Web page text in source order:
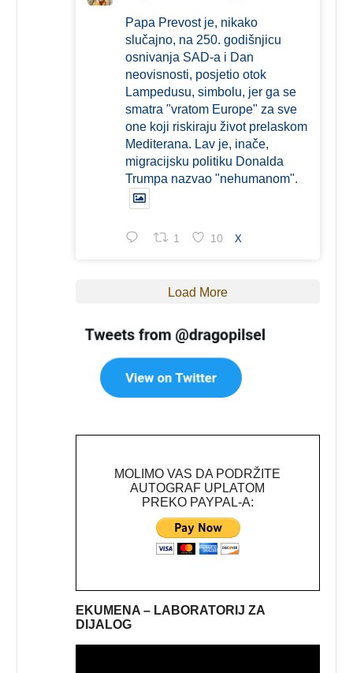
Papa Prevost je, nikako
slučajno, na 250. godišnjicu
osnivanja SAD-a i Dan
neovisnosti, posjetio otok
Lampedusu, simbolu, jer ga se
smatra "vratom Europe" za sve
one koji riskiraju život prelaskom
Mediterana. Lav je, inače,
migracijsku politiku Donalda
Trumpa nazvao "nehumanom".
1 10 X
Load More
MOLIMO VAS DA PODRŽITE
AUTOGRAF UPLATOM
PREKO PAYPAL-A:
EKUMENA – LABORATORIJ ZA
DIJALOG